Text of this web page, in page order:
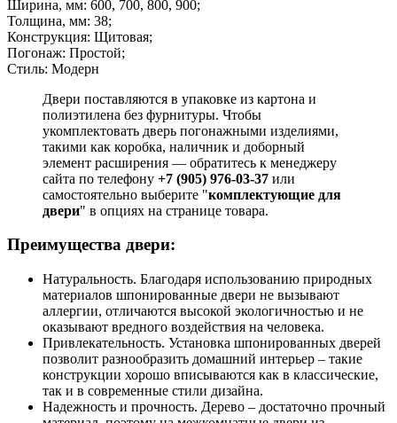
Ширина, мм: 600, 700, 800, 900;
Толщина, мм: 38;
Конструкция: Щитовая;
Погонаж: Простой;
Стиль: Модерн
Двери поставляются в упаковке из картона и
полиэтилена без фурнитуры. Чтобы
укомплектовать дверь погонажными изделиями,
такими как коробка, наличник и доборный
элемент расширения — обратитесь к менеджеру
сайта по телефону +7 (905) 976-03-37 или
самостоятельно выберите "комплектующие для
двери" в опциях на странице товара.
Преимущества двери:
Натуральность. Благодаря использованию природных
материалов шпонированные двери не вызывают
аллергии, отличаются высокой экологичностью и не
оказывают вредного воздействия на человека.
Привлекательность. Установка шпонированных дверей
позволит разнообразить домашний интерьер – такие
конструкции хорошо вписываются как в классические,
так и в современные стили дизайна.
Надежность и прочность. Дерево – достаточно прочный